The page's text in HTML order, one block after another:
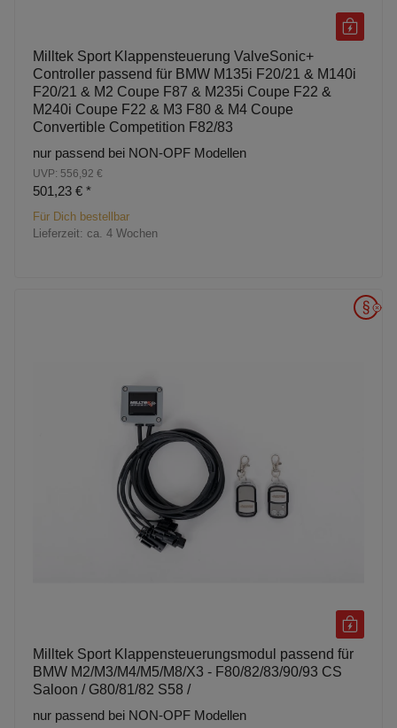
Milltek Sport Klappensteuerung ValveSonic+
Controller passend für BMW M135i F20/21 & M140i
F20/21 & M2 Coupe F87 & M235i Coupe F22 &
M240i Coupe F22 & M3 F80 & M4 Coupe
Convertible Competition F82/83
nur passend bei NON-OPF Modellen
UVP: 556,92 €
501,23 € *
Für Dich bestellbar
Lieferzeit: ca. 4 Wochen
Milltek Sport Klappensteuerungsmodul passend für
BMW M2/M3/M4/M5/M8/X3 - F80/82/83/90/93 CS
Saloon / G80/81/82 S58 /
nur passend bei NON-OPF Modellen